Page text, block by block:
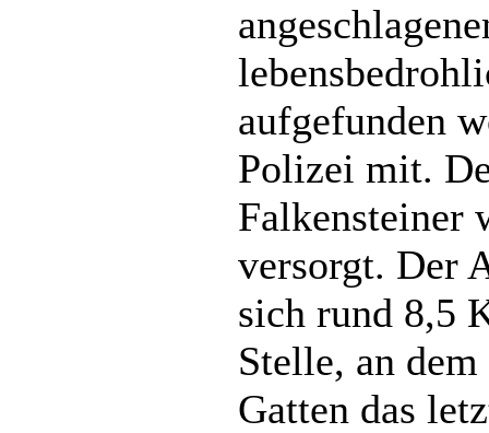
aufgefunden
Polizei mit.
Falkensteiner
versorgt. Der
sich rund 8,5
Stelle, an
Gatten das